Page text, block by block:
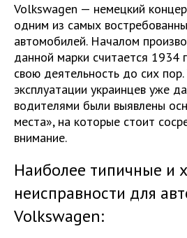
Volkswagen — немецкий
одним из самых
автомобилей. Началом
данной марки считается 1934
свою деятельность до сих
эксплуатации украинцев уже
водителями были выявлены
места», на которые стоит
внимание.
Наиболее типичные и
неисправности для
Volkswagen: